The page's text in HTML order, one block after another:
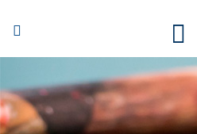
Abrir/Cerrar
navegación